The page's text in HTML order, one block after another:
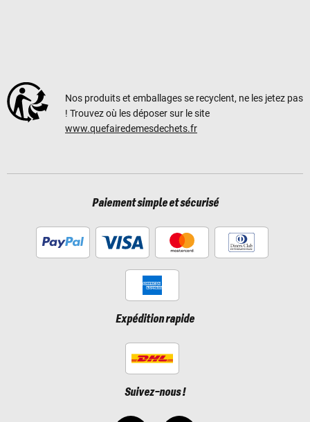
Nos produits et emballages se recyclent, ne les jetez pas
! Trouvez où les déposer sur le site
www.quefairedemesdechets.fr
Paiement simple et sécurisé
Expédition rapide
Suivez-nous !